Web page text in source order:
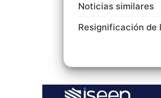
Noticias similares
Resignificación de